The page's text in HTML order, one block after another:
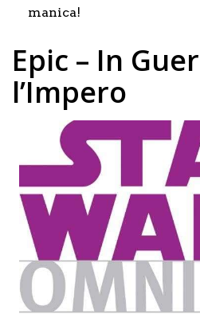
manica!
Epic – In
l’Impero